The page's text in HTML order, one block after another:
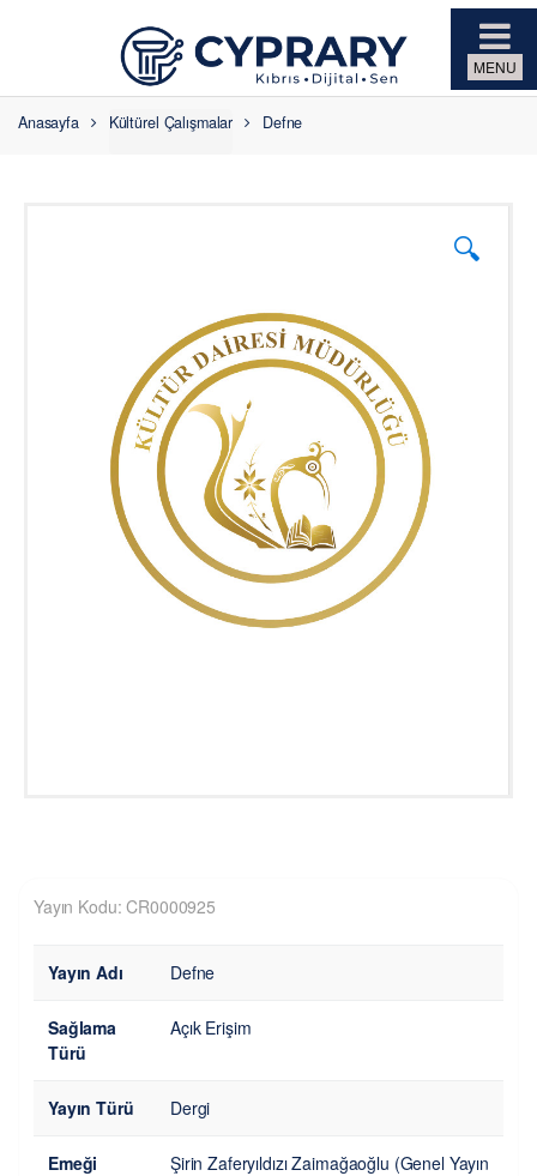
Anasayfa Kültürel Çalışmalar Defne
🔍
Yayın Kodu: CR0000925
Yayın Adı Defne
Sağlama
Türü
Açık Erişim
Yayın Türü Dergi
Emeği
Şirin Zaferyıldızı Zaimağaoğlu (Genel Yayın